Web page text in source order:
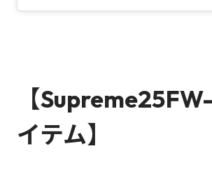
【
イテム】